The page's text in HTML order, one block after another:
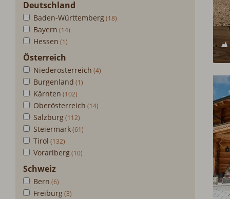
Deutschland
Baden-Württemberg
Bayern
Hessen
Österreich
Niederösterreich
Burgenland
Kärnten
Oberösterreich
Salzburg
Steiermark
Tirol
Vorarlberg
Schweiz
Bern
Freiburg